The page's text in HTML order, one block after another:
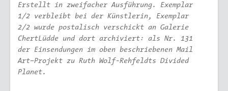
Erstellt in zweifacher Ausführung. Exemplar
1/2 verbleibt bei der Künstlerin, Exemplar
2/2 wurde postalisch verschickt an Galerie
ChertLüdde und dort archiviert: als Nr. 131
der Einsendungen im oben beschriebenen Mail
Art–Projekt zu Ruth Wolf-Rehfeldts Divided
Planet.